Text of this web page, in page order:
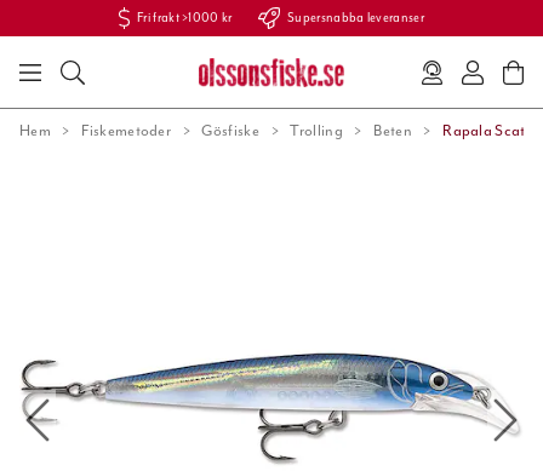
Fri frakt >1000 kr Supersnabba leveranser
Hem Fiskemetoder Gösfiske Trolling Beten Rapala